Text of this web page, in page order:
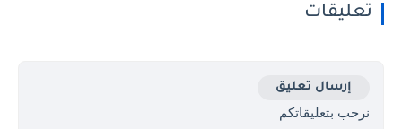
تعليقات
إرسال تعليق
نرحب بتعليقاتكم